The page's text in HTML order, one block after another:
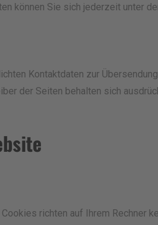
können Sie sich jederzeit unter
Kontaktdaten zur
der Seiten behalten sich
richten auf Ihrem Rechner